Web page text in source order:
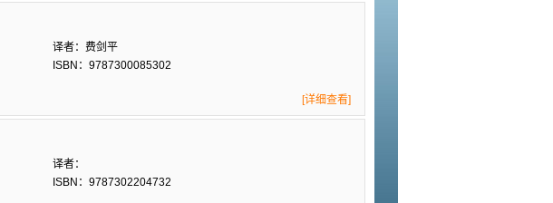
译者：费剑平
ISBN：9787300085302
[详细查看]
译者：
ISBN：9787302204732